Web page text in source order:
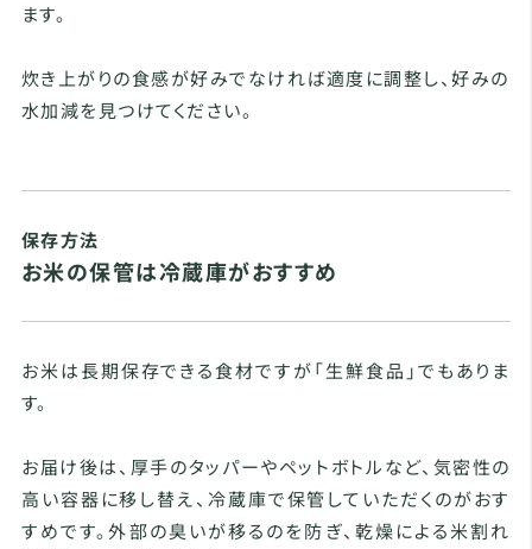
ます。
炊き上がりの食感が好みでなければ適度に調整し、好みの
水加減を見つけてください。
保存方法
お米の保管は冷蔵庫がおすすめ
お米は長期保存できる食材ですが「生鮮食品」でもありま
す。
お届け後は、厚手のタッパーやペットボトルなど、気密性の
高い容器に移し替え、冷蔵庫で保管していただくのがおす
すめです。外部の臭いが移るのを防ぎ、乾燥による米割れ